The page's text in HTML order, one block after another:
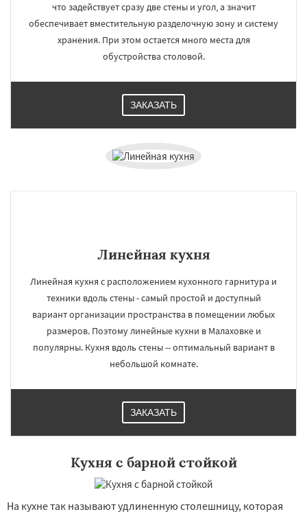
что задействует сразу две стены и угол, а значит
обеспечивает вместительную разделочную зону и систему
хранения. При этом остается много места для
обустройства столовой.
ЗАКАЗАТЬ
Линейная кухня
Линейная кухня с расположением кухонного гарнитура и
техники вдоль стены - самый простой и доступный
вариант организации пространства в помещении любых
размеров. Поэтому линейные кухни в Малаховке и
популярны. Кухня вдоль стены -- оптимальный вариант в
небольшой комнате.
ЗАКАЗАТЬ
Кухня с барной стойкой
На кухне так называют удлиненную столешницу, которая